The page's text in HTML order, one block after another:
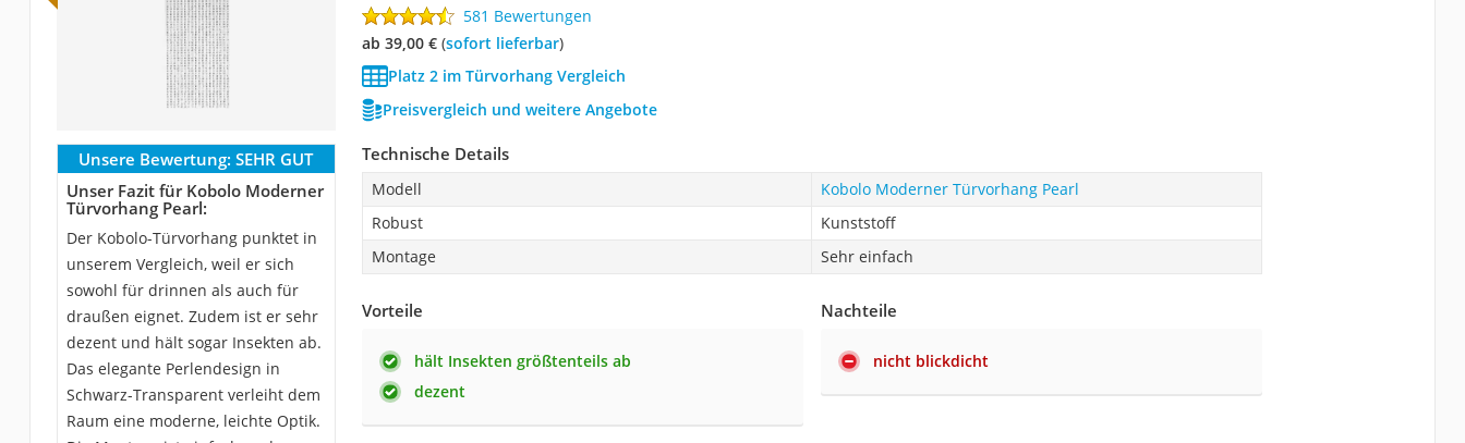
581 Bewertungen
ab 39,00 €( Sofort lieferbar)
Platz 2 im Türvorhang Vergleich
Preisvergleich und weitere Angebote
Unsere Bewertung: SEHR GUT
Unser Fazit für Kobolo Moderner
Türvorhang Pearl:
Der Kobolo-Türvorhang punktet in
unserem Vergleich, weil er sich
sowohl für drinnen als auch für
draußen eignet. Zudem ist er sehr
dezent und hält sogar Insekten ab.
Das elegante Perlendesign in
Schwarz-Transparent verleiht dem
Raum eine moderne, leichte Optik.
Technische Details
Modell
Kobolo Moderner Türvorhang Pearl
Robust
Kunststoff
Montage
Sehr einfach
Vorteile
hält Insekten größtenteils ab
dezent
Nachteile
nicht blickdicht